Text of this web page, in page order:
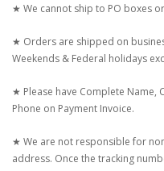
★ We cannot ship to PO boxes
★ Orders are shipped on
Weekends & Federal holidays
★ Please have Complete Name,
Phone on Payment Invoice.
★ We are not responsible for
address. Once the tracking